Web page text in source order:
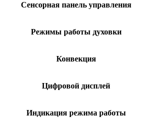
Сенсорная панель управления
Режимы работы духовки
Конвекция
Цифровой дисплей
Индикация режима работы